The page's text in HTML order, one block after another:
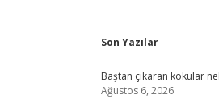
Sidebar
Son Yazılar
Baştan çıkaran kokular
Ağustos 6, 2026